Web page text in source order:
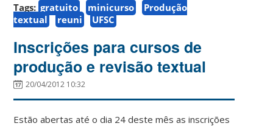
Tags: gratuito minicurso
Produção
textual
reuni UFSC
Inscrições para cursos de
produção e revisão textual
20/04/2012 10:32
Estão abertas até o dia 24 deste mês as inscrições